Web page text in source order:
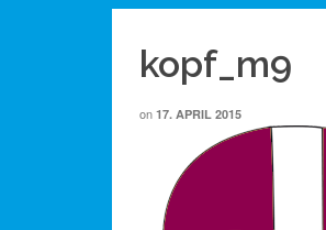
kopf_m9
on 17. APRIL 2015